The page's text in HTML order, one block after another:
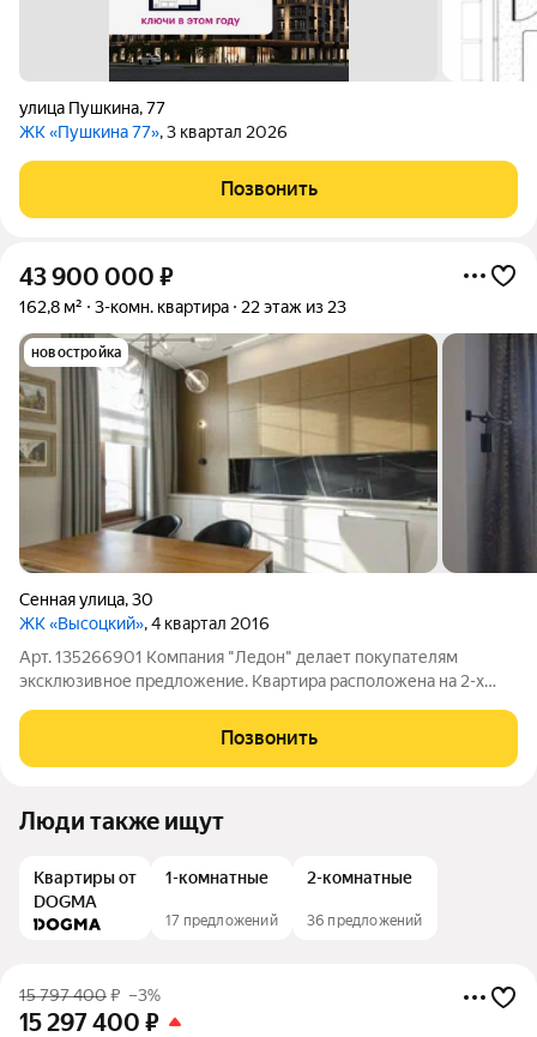
улица Пушкина,77
ЖК «Пушкина 77», 3 квартал 2026
Позвонить
43 900 000 ₽
162,8 м² 3-комн. квартира 22 этаж из 23
новостройка
Сенная улица,30
ЖК «Высоцкий», 4 квартал 2016
Арт. 135266901 Компания "Ледон" делает покупателям
эксклюзивное предложение. Квартира расположена на 2-х
этаже единственная квартира, со второго этажа квартиры есть
выход на крышу -
Позвонить
Люди также ищут
Квартиры от
DOGMA
1-комнатные
17 предложений
2-комнатные
36 предложений
15 797 400₽ –3%
15 297 400 ₽